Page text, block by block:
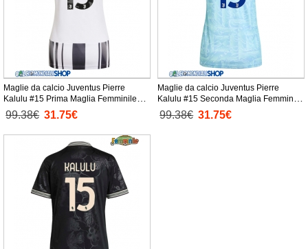
Maglie da calcio Juventus Pierre
Kalulu #15 Prima Maglia Femminile
2025-26 Manica Corta
99.38€ 31.75€
Maglie da calcio Juventus Pierre
Kalulu #15 Seconda Maglia Femminile
2025-26 Manica Corta
99.38€ 31.75€